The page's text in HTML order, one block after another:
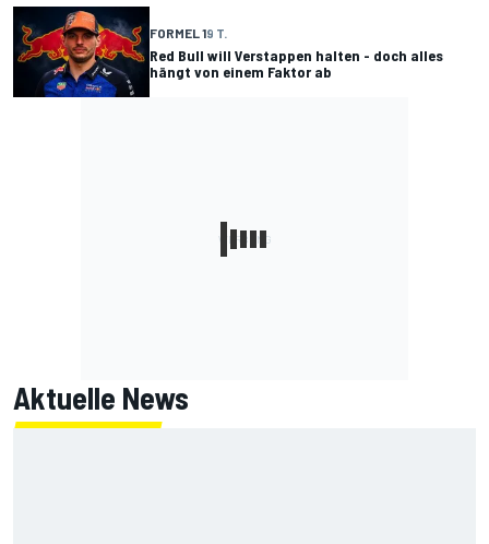
FORMEL 19 T.
Red Bull will Verstappen halten - doch alles
hängt von einem Faktor ab
Aktuelle News